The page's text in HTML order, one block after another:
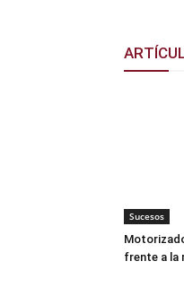
Sucesos
frente a la